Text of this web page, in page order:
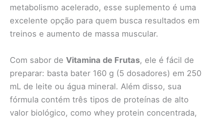
metabolismo acelerado, esse suplemento é uma
excelente opção para quem busca resultados em
treinos e aumento de massa muscular.
Com sabor de Vitamina de Frutas, ele é fácil de
preparar: basta bater 160 g (5 dosadores) em 250
mL de leite ou água mineral. Além disso, sua
fórmula contém três tipos de proteínas de alto
valor biológico, como whey protein concentrada,